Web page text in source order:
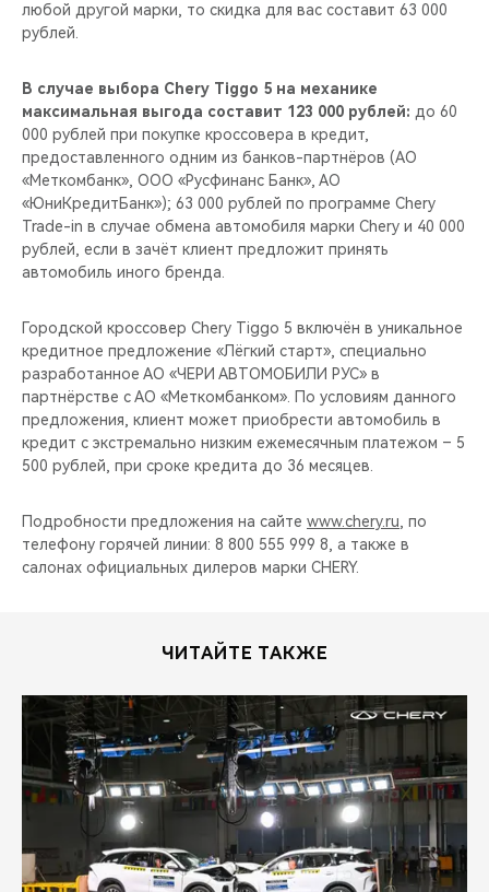
любой другой марки, то скидка для вас составит 63 000
рублей.
В случае выбора Chery Tiggo 5 на механике
максимальная выгода составит 123 000 рублей: до 60
000 рублей при покупке кроссовера в кредит,
предоставленного одним из банков-партнёров (АО
«Меткомбанк», ООО «Русфинанс Банк», АО
«ЮниКредитБанк»); 63 000 рублей по программе Chery
Trade-in в случае обмена автомобиля марки Chery и 40 000
рублей, если в зачёт клиент предложит принять
автомобиль иного бренда.
Городской кроссовер Chery Tiggo 5 включён в уникальное
кредитное предложение «Лёгкий старт», специально
разработанное АО «ЧЕРИ АВТОМОБИЛИ РУС» в
партнёрстве с АО «Меткомбанком». По условиям данного
предложения, клиент может приобрести автомобиль в
кредит с экстремально низким ежемесячным платежом – 5
500 рублей, при сроке кредита до 36 месяцев.
Подробности предложения на сайте www.chery.ru , по
телефону горячей линии: 8 800 555 999 8, а также в
салонах официальных дилеров марки CHERY.
ЧИТАЙТЕ ТАКЖЕ